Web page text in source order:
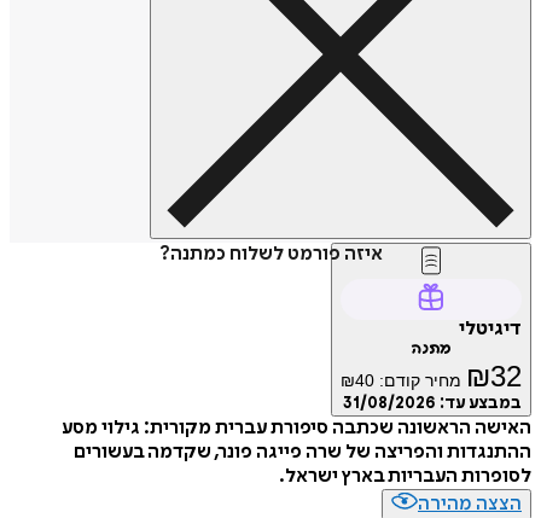
איזה פורמט לשלוח כמתנה?
דיגיטלי
מתנה
₪32 מחיר קודם: ₪40
במבצע עד: 31/08/2026
האישה הראשונה שכתבה סיפורת עברית מקורית: גילוי מסע
ההתנגדות והפריצה של שרה פייגה פונר, שקדמה בעשורים
לסופרות העבריות בארץ ישראל.
הצצה מהירה